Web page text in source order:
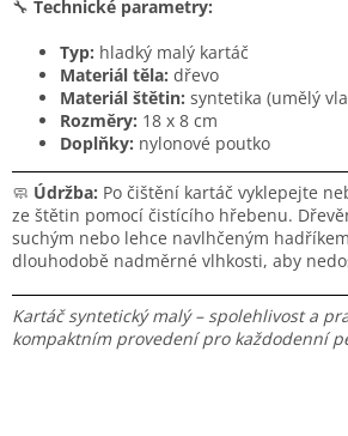
🔧 Technické parametry:
Typ: hladký malý kartáč
Materiál těla: dřevo
Materiál štětin: syntetika (umělý
Rozměry: 18 x 8 cm
Doplňky: nylonové poutko
🧼 Údržba: Po čištění kartáč vyklepejte
ze štětin pomocí čistícího hřebenu.
suchým nebo lehce navlhčeným
dlouhodobě nadměrné vlhkosti, aby
Kartáč syntetický malý – spolehlivost a
kompaktním provedení pro každodenní